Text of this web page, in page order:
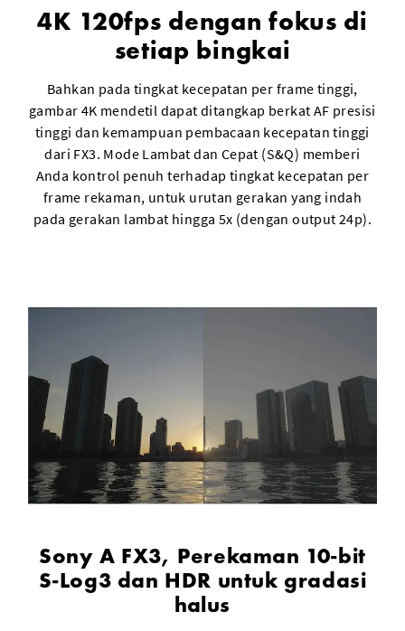
4K 120fps dengan fokus di
setiap bingkai
Bahkan pada tingkat kecepatan per frame tinggi,
gambar 4K mendetil dapat ditangkap berkat AF presisi
tinggi dan kemampuan pembacaan kecepatan tinggi
dari FX3. Mode Lambat dan Cepat (S&Q) memberi
Anda kontrol penuh terhadap tingkat kecepatan per
frame rekaman, untuk urutan gerakan yang indah
pada gerakan lambat hingga 5x (dengan output 24p).
Sony A FX3, Perekaman 10-bit
S-Log3 dan HDR untuk gradasi
halus